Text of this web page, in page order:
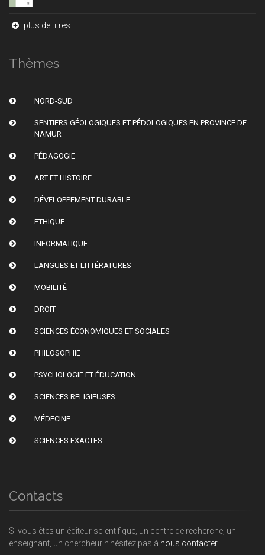
plus de titres
Thèmes
NORD-SUD
SENTIERS GÉOLOGIQUES ET PÉDOLOGIQUES EN PROVINCE DE
NAMUR
PÉDAGOGIE
ART ET HISTOIRE
DÉVELOPPEMENT DURABLE
ETHIQUE
INFORMATIQUE
LANGUES ET LITTÉRATURES
MOBILITÉ
DROIT
SCIENCES ÉCONOMIQUES ET SOCIALES
PHILOSOPHIE
PSYCHOLOGIE ET ÉDUCATION
SCIENCES RELIGIEUSES
MÉDECINE
SCIENCES EXACTES
Contacts
Si vous êtes un éditeur scientifique, un centre de recherche, un
enseignant, un chercheur n'hésitez pas à nous contacter